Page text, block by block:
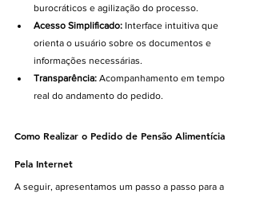
burocráticos e agilização do processo.
Acesso Simplificado: Interface intuitiva que
orienta o usuário sobre os documentos e
informações necessárias.
Transparência: Acompanhamento em tempo
real do andamento do pedido.
Como Realizar o Pedido de Pensão Alimentícia
Pela Internet
A seguir, apresentamos um passo a passo para a